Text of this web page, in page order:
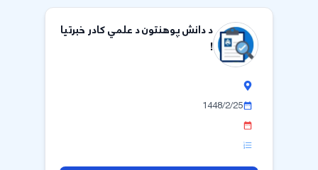
د دانش پوهنتون د علمي کادر خبرتیا
!
1448/2/25